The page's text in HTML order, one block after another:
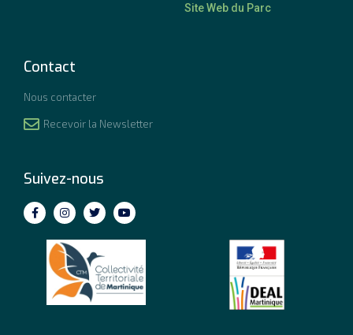
Site Web du Parc
Contact
Nous contacter
Recevoir la Newsletter
Suivez-nous